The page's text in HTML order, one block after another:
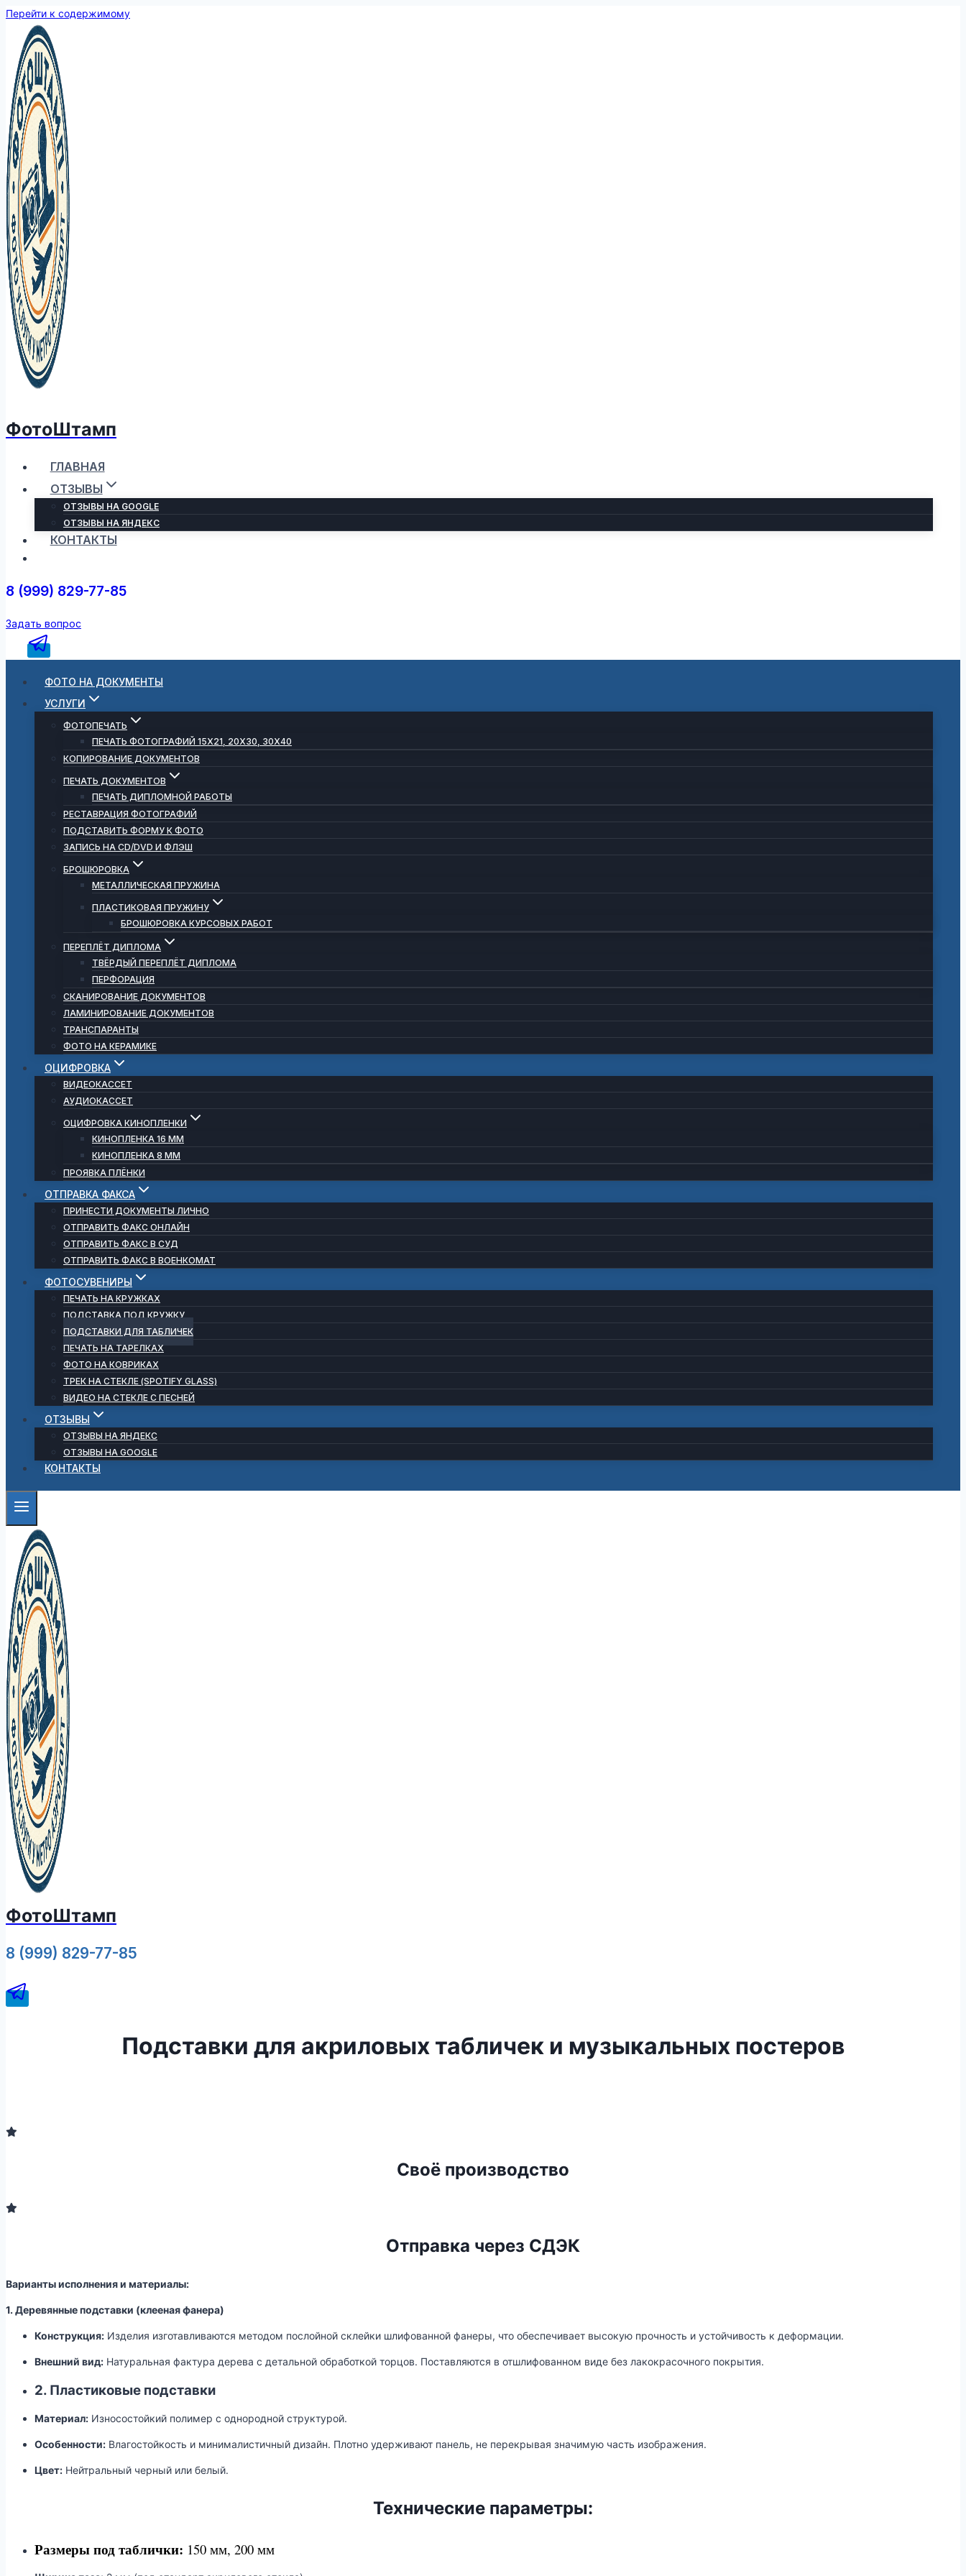
Перейти к содержимому
ФотоШтамп
ГЛАВНАЯ
ОТЗЫВЫ
ОТЗЫВЫ НА GOOGLE
ОТЗЫВЫ НА ЯНДЕКС
КОНТАКТЫ
8 (999) 829-77-85
Задать вопрос
ФОТО НА ДОКУМЕНТЫ
УСЛУГИ
ФОТОПЕЧАТЬ
ПЕЧАТЬ ФОТОГРАФИЙ 15Х21, 20Х30, 30Х40
КОПИРОВАНИЕ ДОКУМЕНТОВ
ПЕЧАТЬ ДОКУМЕНТОВ
ПЕЧАТЬ ДИПЛОМНОЙ РАБОТЫ
РЕСТАВРАЦИЯ ФОТОГРАФИЙ
ПОДСТАВИТЬ ФОРМУ К ФОТО
ЗАПИСЬ НА CD/DVD И ФЛЭШ
БРОШЮРОВКА
МЕТАЛЛИЧЕСКАЯ ПРУЖИНА
ПЛАСТИКОВАЯ ПРУЖИНУ
БРОШЮРОВКА КУРСОВЫХ РАБОТ
ПЕРЕПЛЁТ ДИПЛОМА
ТВЁРДЫЙ ПЕРЕПЛЁТ ДИПЛОМА
ПЕРФОРАЦИЯ
СКАНИРОВАНИЕ ДОКУМЕНТОВ
ЛАМИНИРОВАНИЕ ДОКУМЕНТОВ
ТРАНСПАРАНТЫ
ФОТО НА КЕРАМИКЕ
ОЦИФРОВКА
ВИДЕОКАССЕТ
АУДИОКАССЕТ
ОЦИФРОВКА КИНОПЛЕНКИ
КИНОПЛЕНКА 16 ММ
КИНОПЛЕНКА 8 ММ
ПРОЯВКА ПЛЁНКИ
ОТПРАВКА ФАКСА
ПРИНЕСТИ ДОКУМЕНТЫ ЛИЧНО
ОТПРАВИТЬ ФАКС ОНЛАЙН
ОТПРАВИТЬ ФАКС В СУД
ОТПРАВИТЬ ФАКС В ВОЕНКОМАТ
ФОТОСУВЕНИРЫ
ПЕЧАТЬ НА КРУЖКАХ
ПОДСТАВКА ПОД КРУЖКУ
ПОДСТАВКИ ДЛЯ ТАБЛИЧЕК
ПЕЧАТЬ НА ТАРЕЛКАХ
ФОТО НА КОВРИКАХ
ТРЕК НА СТЕКЛЕ (SPOTIFY GLASS)
ВИДЕО НА СТЕКЛЕ С ПЕСНЕЙ
ОТЗЫВЫ
ОТЗЫВЫ НА ЯНДЕКС
ОТЗЫВЫ НА GOOGLE
КОНТАКТЫ
ФотоШтамп
8 (999) 829-77-85
Подставки для акриловых табличек и музыкальных постеров
Своё производство
Отправка через СДЭК
Варианты исполнения и материалы:
1. Деревянные подставки (клееная фанера)
Конструкция: Изделия изготавливаются методом послойной склейки шлифованной фанеры, что обеспечивает высокую прочность и устойчивость к деформации.
Внешний вид: Натуральная фактура дерева с детальной обработкой торцов. Поставляются в отшлифованном виде без лакокрасочного покрытия.
2. Пластиковые подставки
Материал: Износостойкий полимер с однородной структурой.
Особенности: Влагостойкость и минималистичный дизайн. Плотно удерживают панель, не перекрывая значимую часть изображения.
Цвет: Нейтральный черный или белый.
Технические параметры:
Размеры под таблички: 150 мм, 200 мм